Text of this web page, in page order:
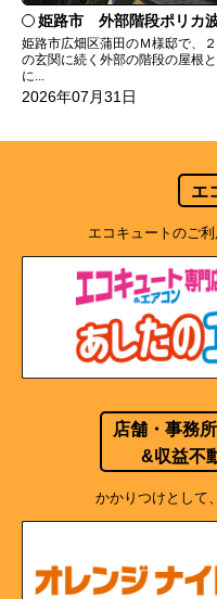
姫路市 外部階段ポリカ波板張替工
姫路市広畑区蒲田のＭ様邸で、
の玄関に続く外部の階段の屋根
に...
2026年07月31日
エ
エコキュートのご
店舗・事務
&収益不
かかりつけとして